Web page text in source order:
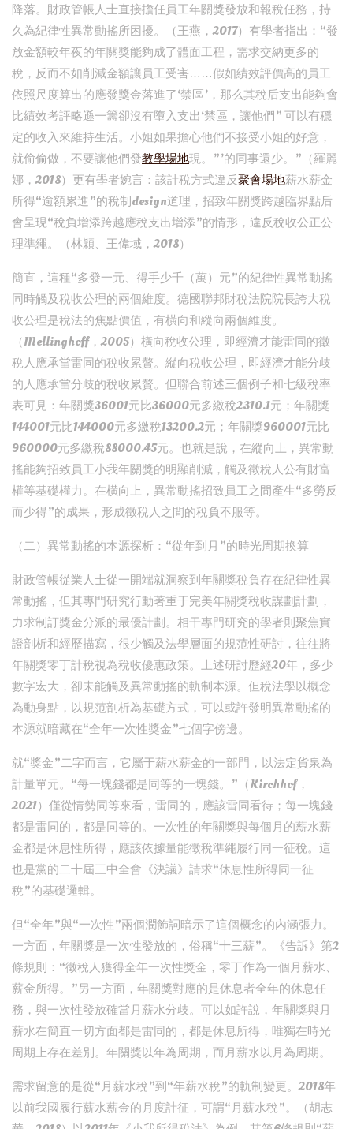
降落。財政管帳人士直接擔任員工年關獎發放和報稅任務，持
久為紀律性異常動搖所困擾。（王燕，2017）有學者指出：“發
放金額較年夜的年關獎能夠成了體面工程，需求交納更多的
稅，反而不如削減金額讓員工受害……假如績效評價高的員工
依照尺度算出的應發獎金落進了‘禁區’，那么其稅后支出能夠會
比績效考評略遜一籌卻沒有墮入支出‘禁區，讓他們” 可以有穩
定的收入來維持生活。小姐如果擔心他們不接受小姐的好意，
就偷偷做，不要讓他們發教學場地現。”’的同事還少。”（羅麗
娜，2018）更有學者婉言：該計稅方式違反聚會場地薪水薪金
所得“逾額累進”的稅制design道理，招致年關獎跨越臨界點后
會呈現“稅負增添跨越應稅支出增添”的情形，違反稅收公正公
理準繩。（林穎、王偉域，2018）
簡直，這種“多發一元、得手少千（萬）元”的紀律性異常動搖
同時觸及稅收公理的兩個維度。德國聯邦財稅法院院長誇大稅
收公理是稅法的焦點價值，有橫向和縱向兩個維度。
（Mellinghoff，2005）橫向稅收公理，即經濟才能雷同的徵
稅人應承當雷同的稅收累贅。縱向稅收公理，即經濟才能分歧
的人應承當分歧的稅收累贅。但聯合前述三個例子和七級稅率
表可見：年關獎36001元比36000元多繳稅2310.1元；年關獎
144001元比144000元多繳稅13200.2元；年關獎960001元比
960000元多繳稅88000.45元。也就是說，在縱向上，異常動
搖能夠招致員工小我年關獎的明顯削減，觸及徵稅人公有財富
權等基礎權力。在橫向上，異常動搖招致員工之間產生“多勞反
而少得”的成果，形成徵稅人之間的稅負不服等。
（二）異常動搖的本源探析：“從年到月”的時光周期換算
財政管帳從業人士從一開端就洞察到年關獎稅負存在紀律性異
常動搖，但其專門研究行動著重于完美年關獎稅收謀劃計劃，
力求制訂獎金分派的最優計劃。相干專門研究的學者則聚焦實
證剖析和經歷描寫，很少觸及法學層面的規范性研討，往往將
年關獎零丁計稅視為稅收優惠政策。上述研討歷經20年，多少
數字宏大，卻未能觸及異常動搖的軌制本源。但稅法學以概念
為動身點，以規范剖析為基礎方式，可以或許發明異常動搖的
本源就暗藏在“全年一次性獎金”七個字傍邊。
就“獎金”二字而言，它屬于薪水薪金的一部門，以法定貨泉為
計量單元。“每一塊錢都是同等的一塊錢。”（Kirchhof，
2021）僅從情勢同等來看，雷同的，應該雷同看待；每一塊錢
都是雷同的，都是同等的。一次性的年關獎與每個月的薪水薪
金都是休息性所得，應該依據量能徵稅準繩履行同一征稅。這
也是黨的二十屆三中全會《決議》請求“休息性所得同一征
稅”的基礎邏輯。
但“全年”與“一次性”兩個潤飾詞暗示了這個概念的內涵張力。
一方面，年關獎是一次性發放的，俗稱“十三薪”。《告訴》第2
條規則：“徵稅人獲得全年一次性獎金，零丁作為一個月薪水、
薪金所得。”另一方面，年關獎對應的是休息者全年的休息任
務，與一次性發放確當月薪水分歧。可以如許說，年關獎與月
薪水在簡直一切方面都是雷同的，都是休息所得，唯獨在時光
周期上存在差別。年關獎以年為周期，而月薪水以月為周期。
需求留意的是從“月薪水稅”到“年薪水稅”的軌制變更。2018年
以前我國履行薪水薪金的月度計征，可謂“月薪水稅”。（胡志